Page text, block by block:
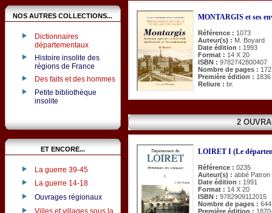
NOS AUTRES COLLECTIONS...
Dictionnaires
départementaux
Histoire insolite des
régions de France
Des faits et des hommes
Petite bibliothèque
insolite
ET ENCORE...
La guerre 39-45
La guerre 14-18
Ouvrages régionaux
Villes et villages sous la
MONTARGIS et ses
Référence : 1073
Auteur(s) : M. Boyard
Date édition : 1993
Format : 14 X 20
ISBN : 9782742800407
Nombre de pages : 172
Première édition : 1836
Reliure : br.
2
LOIRET I (Le
Référence : 0235
Auteur(s) : abbé Patron
Date édition : 1991
Format : 14 X 20
ISBN : 9782909112015
Nombre de pages : 644
Première édition :